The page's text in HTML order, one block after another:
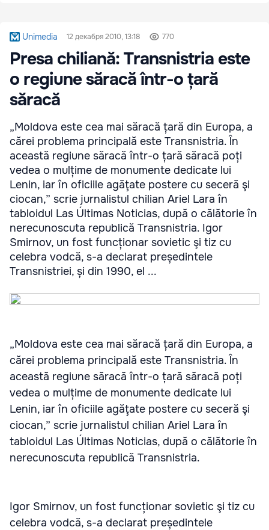
Unimedia 12 декабря 2010, 13:18 770
Presa chiliană: Transnistria este
o regiune săracă într-o țară
săracă
„Moldova este cea mai săracă țară din Europa, a
cărei problema principală este Transnistria. În
această regiune săracă într-o țară săracă poți
vedea o mulțime de monumente dedicate lui
Lenin, iar în oficiile agăţate postere cu seceră şi
ciocan,” scrie jurnalistul chilian Ariel Lara în
tabloidul Las Últimas Noticias, după o călătorie în
nerecunoscuta republică Transnistria. Igor
Smirnov, un fost funcționar sovietic şi tiz cu
celebra vodcă, s-a declarat președintele
Transnistriei, și din 1990, el ...
„Moldova este cea mai săracă țară din Europa, a
cărei problema principală este Transnistria. În
această regiune săracă într-o țară săracă poți
vedea o mulțime de monumente dedicate lui
Lenin, iar în oficiile agăţate postere cu seceră şi
ciocan,” scrie jurnalistul chilian Ariel Lara în
tabloidul Las Últimas Noticias, după o călătorie în
nerecunoscuta republică Transnistria.
Igor Smirnov, un fost funcționar sovietic şi tiz cu
celebra vodcă, s-a declarat președintele